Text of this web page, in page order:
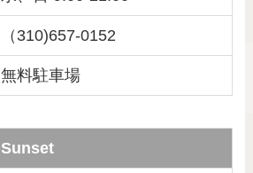
（310)657-0152
無料駐車場
Sunset